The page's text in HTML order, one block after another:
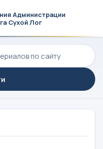
Администрации
Сухой Лог